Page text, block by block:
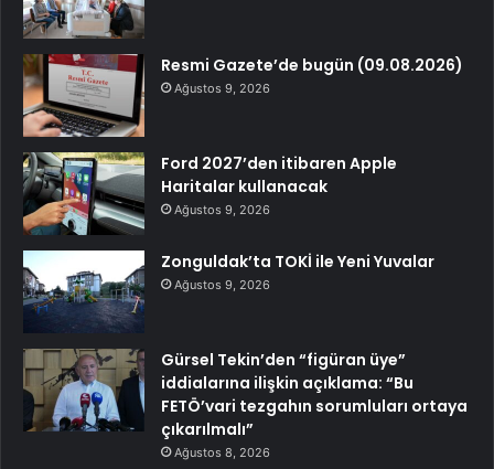
Resmi Gazete’de bugün (09.08.2026)
Ağustos 9, 2026
Ford 2027’den itibaren Apple
Haritalar kullanacak
Ağustos 9, 2026
Zonguldak’ta TOKİ ile Yeni Yuvalar
Ağustos 9, 2026
Gürsel Tekin’den “figüran üye”
iddialarına ilişkin açıklama: “Bu
FETÖ’vari tezgahın sorumluları ortaya
çıkarılmalı”
Ağustos 8, 2026